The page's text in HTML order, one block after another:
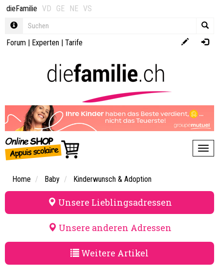
dieFamilie VD GE NE VS
Forum | Experten | Tarife
Home Baby Kinderwunsch & Adoption
Unsere Lieblingsadressen
Unsere anderen Adressen
Weitere Artikel